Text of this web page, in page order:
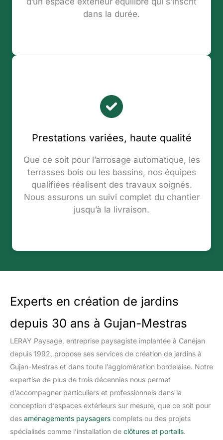
dans la durée.
Prestations variées, haute qualité
Que ce soit pour l’arrosage automatique, les
terrasses bois ou les bassins, nos équipes
qualifiées réalisent des travaux soignés.
Nous assurons un suivi complet du chantier
jusqu’à la livraison.
Experts en création de jardins
depuis 30 ans à Gujan-Mestras
LERAY Paysage, entreprise paysagiste implantée à Canéjan
depuis 1992, propose ses services de création de jardins à
Gujan-Mestras et dans toute l’agglomération bordelaise. Notre
expertise de plus de trois décennies nous permet
d’accompagner particuliers et professionnels dans la
conception d’espaces extérieurs sur mesure, que ce soit pour
des aménagements paysagers complets ou des projets
spécialisés comme l’installation de clôtures et portails.